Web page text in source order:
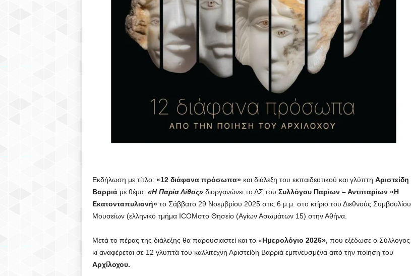
Εκδήλωση με τίτλο: «12 διάφανα πρόσωπα»και διάλεξη του εκπαιδευτικού και γλύπτη Αριστείδη
Βαρριάμε θέμα: «Η Παρία Λίθος»διοργανώνει το ΔΣ του Συλλόγου Παρίων – Αντιπαρίων «Η
Εκατονταπυλιανή»το Σάββατο 29 Νοεμβρίου 2025 στις 6 μ.μ. στο κτίριο του Διεθνούς Συμβουλίου
Μουσείων (ελληνικό τμήμα ICOMστο Θησείο (Αγίων Ασωμάτων 15) στην Αθήνα.
Μετά το πέρας της διάλεξης θα παρουσιαστεί και το «Ημερολόγιο 2026», που εξέδωσε ο Σύλλογος
κι αναφέρεται σε 12 γλυπτά του καλλιτέχνη Αριστείδη Βαρριά εμπνευσμένα από την ποίηση του
Αρχίλοχου.